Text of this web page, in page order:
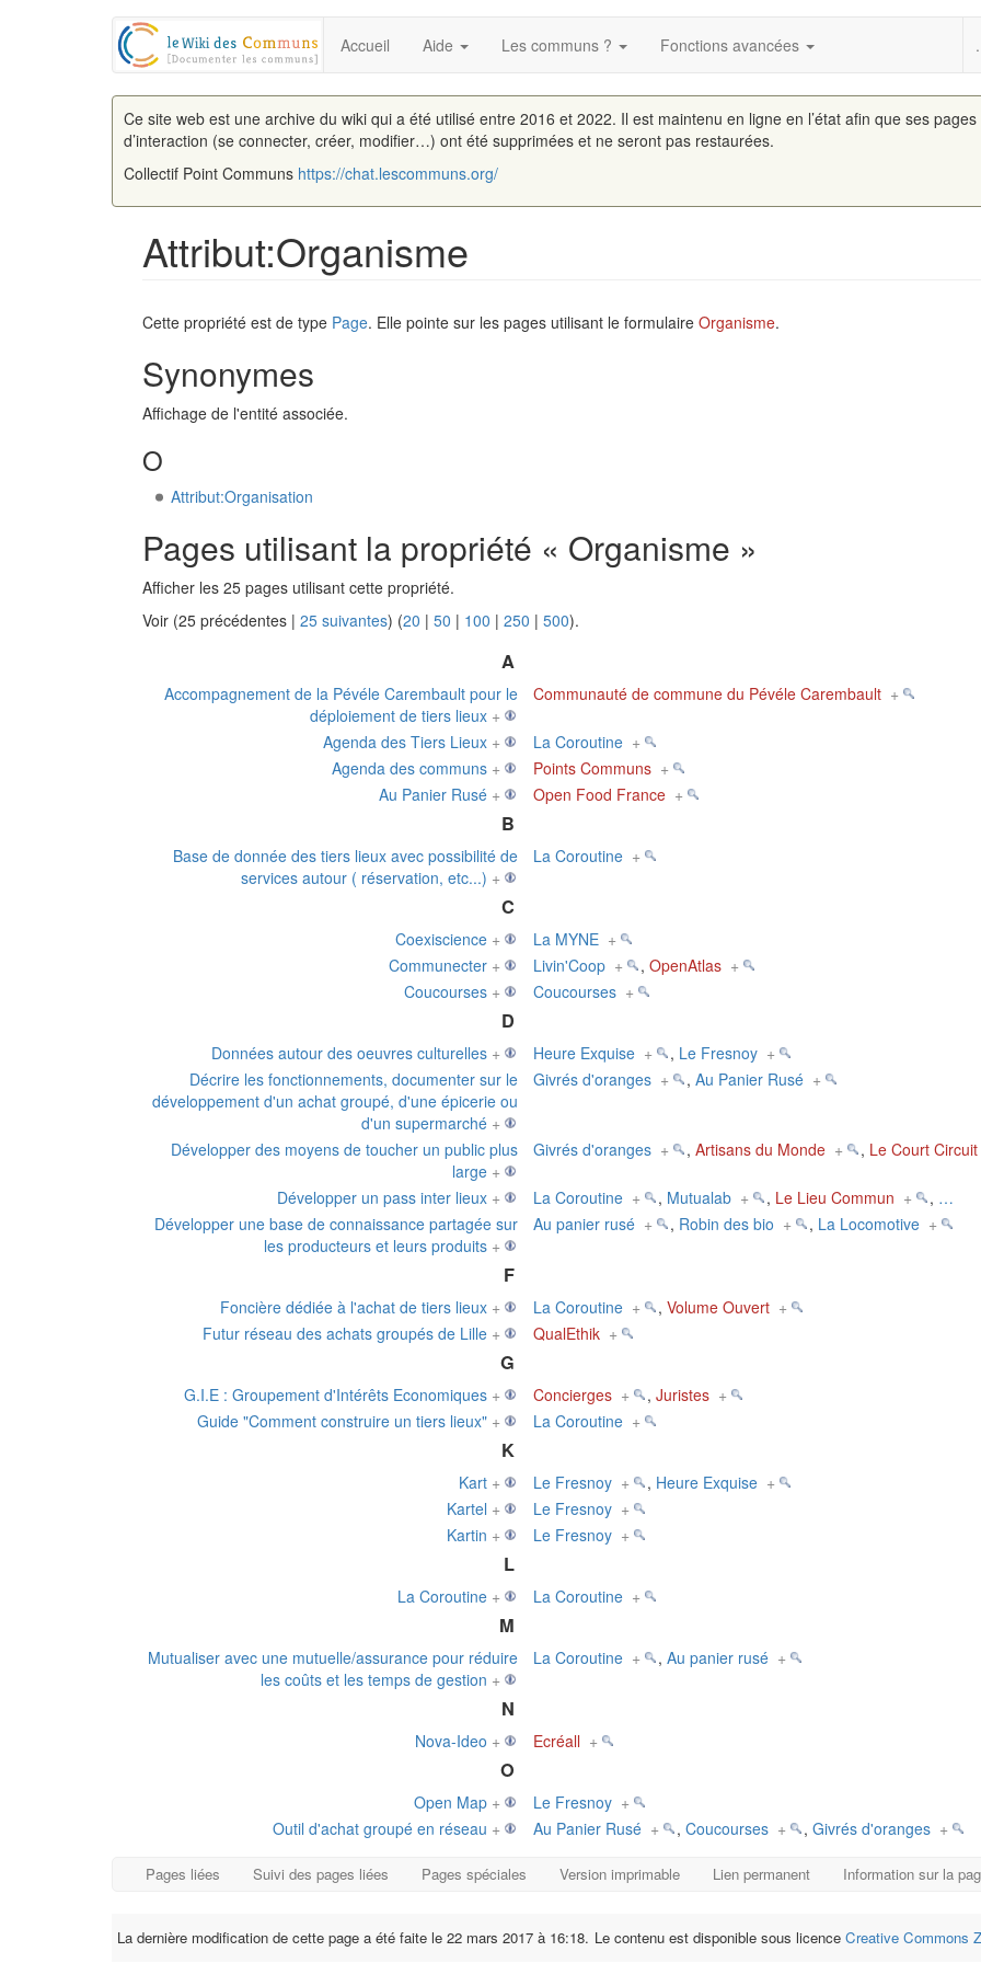
Accueil Aide Les communs ? Fonctions avancées
Ce site web est une archive du wiki qui a été utilisé entre 2016 et 2022. Il est maintenu en ligne en l’état afin que ses
d’interaction (se connecter, créer, modifier…) ont été supprimées et ne seront pas restaurées.
Collectif Point Communs https://chat.lescommuns.org/
Attribut:Organisme
Cette propriété est de type Page. Elle pointe sur les pages utilisant le formulaire Organisme.
Synonymes
Affichage de l'entité associée.
O
Attribut:Organisation
Pages utilisant la propriété « Organisme »
Afficher les 25 pages utilisant cette propriété.
Voir (25 précédentes | 25 suivantes) (20 | 50 | 100 | 250 | 500).
A
Accompagnement de la Pévéle Carembault pour le
déploiement de tiers lieux +
Communauté de commune du Pévéle Carembault +
Agenda des Tiers Lieux + La Coroutine +
Agenda des communs + Points Communs +
Au Panier Rusé + Open Food France +
B
Base de donnée des tiers lieux avec possibilité de
services autour ( réservation, etc...) +
La Coroutine +
C
Coexiscience + La MYNE +
Communecter + Livin'Coop + , OpenAtlas +
Coucourses + Coucourses +
D
Données autour des oeuvres culturelles + Heure Exquise + , Le Fresnoy +
Décrire les fonctionnements, documenter sur le
développement d'un achat groupé, d'une épicerie ou
d'un supermarché +
Givrés d'oranges + , Au Panier Rusé +
Développer des moyens de toucher un public plus
large +
Givrés d'oranges + , Artisans du Monde + , Le Court Circuit
Développer un pass inter lieux + La Coroutine + , Mutualab + , Le Lieu Commun + , …
Développer une base de connaissance partagée sur
les producteurs et leurs produits +
Au panier rusé + , Robin des bio + , La Locomotive +
F
Foncière dédiée à l'achat de tiers lieux + La Coroutine + , Volume Ouvert +
Futur réseau des achats groupés de Lille + QualEthik +
G
G.I.E : Groupement d'Intérêts Economiques + Concierges + , Juristes +
Guide "Comment construire un tiers lieux" + La Coroutine +
K
Kart + Le Fresnoy + , Heure Exquise +
Kartel + Le Fresnoy +
Kartin + Le Fresnoy +
L
La Coroutine + La Coroutine +
M
Mutualiser avec une mutuelle/assurance pour réduire
les coûts et les temps de gestion +
La Coroutine + , Au panier rusé +
N
Nova-Ideo + Ecréall +
O
Open Map + Le Fresnoy +
Outil d'achat groupé en réseau + Au Panier Rusé + , Coucourses + , Givrés d'oranges +
Pages liées Suivi des pages liées Pages spéciales Version imprimable Lien permanent Information sur la
La dernière modification de cette page a été faite le 22 mars 2017 à 16:18. Le contenu est disponible sous licence Creative Commons